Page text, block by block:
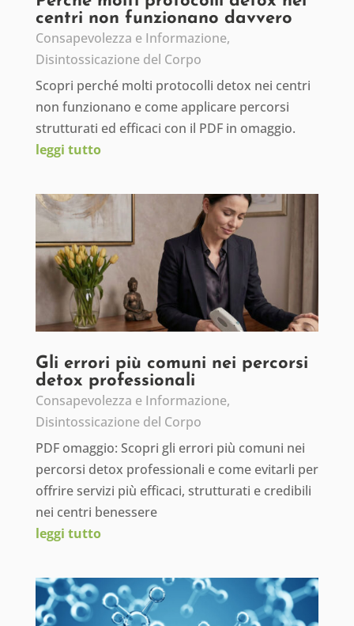
centri non funzionano davvero
Consapevolezza e Informazione,
Disintossicazione del Corpo
Scopri perché molti protocolli detox nei centri
non funzionano e come applicare percorsi
strutturati ed efficaci con il PDF in omaggio.
leggi tutto
Gli errori più comuni nei percorsi
detox professionali
Consapevolezza e Informazione,
Disintossicazione del Corpo
PDF omaggio: Scopri gli errori più comuni nei
percorsi detox professionali e come evitarli per
offrire servizi più efficaci, strutturati e credibili
nei centri benessere
leggi tutto